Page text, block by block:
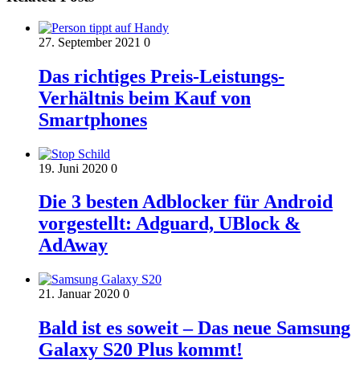
27. September 2021 0
Das richtiges Preis-Leistungs-
Verhältnis beim Kauf von
Smartphones
19. Juni 2020 0
Die 3 besten Adblocker für Android
vorgestellt: Adguard, UBlock &
AdAway
21. Januar 2020 0
Bald ist es soweit – Das neue Samsung
Galaxy S20 Plus kommt!